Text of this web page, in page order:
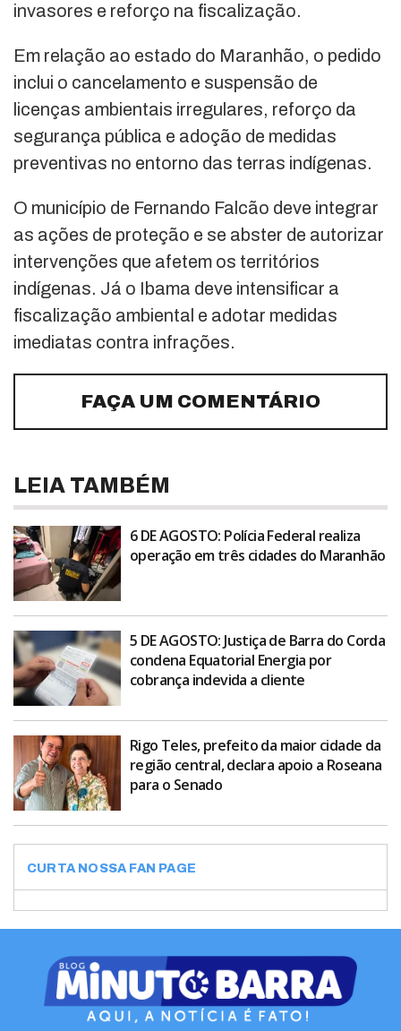
invasores e reforço na fiscalização.
Em relação ao estado do Maranhão, o pedido
inclui o cancelamento e suspensão de
licenças ambientais irregulares, reforço da
segurança pública e adoção de medidas
preventivas no entorno das terras indígenas.
O município de Fernando Falcão deve integrar
as ações de proteção e se abster de autorizar
intervenções que afetem os territórios
indígenas. Já o Ibama deve intensificar a
fiscalização ambiental e adotar medidas
imediatas contra infrações.
FAÇA UM COMENTÁRIO
LEIA TAMBÉM
6 DE AGOSTO: Polícia Federal realiza
operação em três cidades do Maranhão
5 DE AGOSTO: Justiça de Barra do Corda
condena Equatorial Energia por
cobrança indevida a cliente
Rigo Teles, prefeito da maior cidade da
região central, declara apoio a Roseana
para o Senado
CURTA NOSSA FAN PAGE